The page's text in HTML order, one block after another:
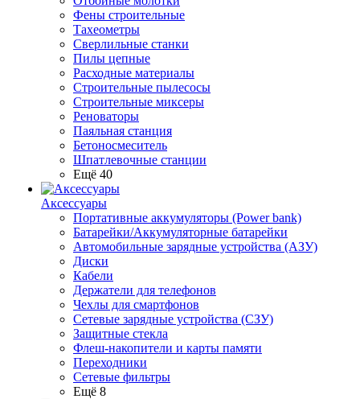
Фены строительные
Тахеометры
Сверлильные станки
Пилы цепные
Расходные материалы
Строительные пылесосы
Строительные миксеры
Реноваторы
Паяльная станция
Бетоносмеситель
Шпатлевочные станции
Ещё 40
Аксессуары
Портативные аккумуляторы (Power bank)
Батарейки/Аккумуляторные батарейки
Автомобильные зарядные устройства (АЗУ)
Диски
Кабели
Держатели для телефонов
Чехлы для смартфонов
Сетевые зарядные устройства (СЗУ)
Защитные стекла
Флеш-накопители и карты памяти
Переходники
Сетевые фильтры
Ещё 8